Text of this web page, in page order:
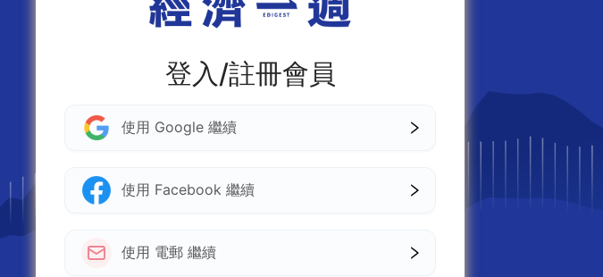
登入/註冊會員
使用 Google 繼續
使用 Facebook 繼續
使用 電郵 繼續